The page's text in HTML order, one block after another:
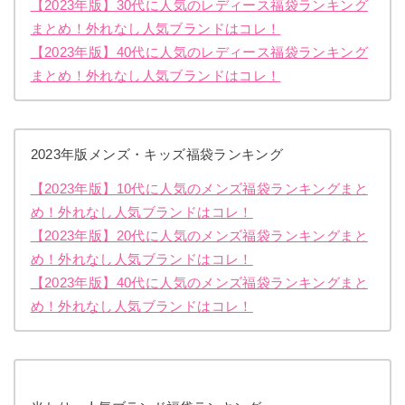
【2023年版】30代に人気のレディース福袋ランキング
まとめ！外れなし人気ブランドはコレ！
【2023年版】40代に人気のレディース福袋ランキング
まとめ！外れなし人気ブランドはコレ！
2023年版メンズ・キッズ福袋ランキング
【2023年版】10代に人気のメンズ福袋ランキングまと
め！外れなし人気ブランドはコレ！
【2023年版】20代に人気のメンズ福袋ランキングまと
め！外れなし人気ブランドはコレ！
【2023年版】40代に人気のメンズ福袋ランキングまと
め！外れなし人気ブランドはコレ！